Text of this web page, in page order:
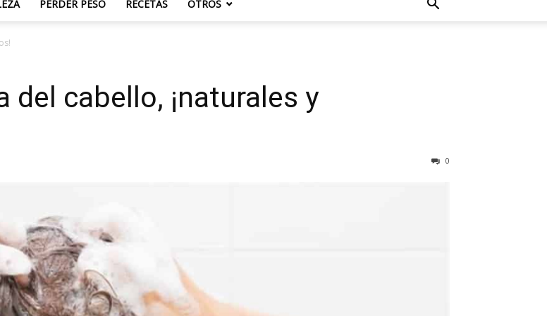
PERDER PESO RECETAS OTROS
del cabello, ¡naturales y
0